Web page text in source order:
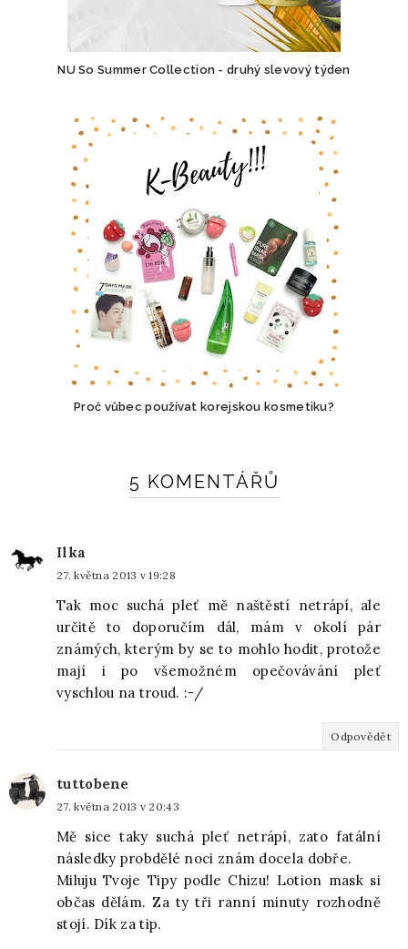
NU So Summer Collection - druhý slevový týden
Proč vůbec používat korejskou kosmetiku?
5 KOMENTÁŘŮ
Ilka
27. května 2013 v 19:28
Tak moc suchá pleť mě naštěstí netrápí, ale
určitě to doporučím dál, mám v okolí pár
známých, kterým by se to mohlo hodit, protože
mají i po všemožném opečovávání pleť
vyschlou na troud. :-/
Odpovědět
tuttobene
27. května 2013 v 20:43
Mě sice taky suchá pleť netrápí, zato fatální
následky probdělé noci znám docela dobře.
Miluju Tvoje Tipy podle Chizu! Lotion mask si
občas dělám. Za ty tři ranní minuty rozhodně
stojí. Dík za tip.